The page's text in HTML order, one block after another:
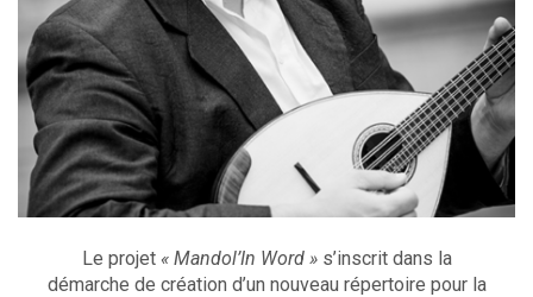
Le projet « Mandol’In Word »s’inscrit dans la
démarche de création d’un nouveau répertoire pour la